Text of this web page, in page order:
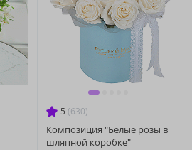
5 (630)
Композиция "Белые розы в
шляпной коробке"